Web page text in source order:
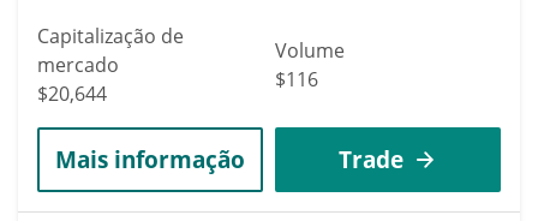
Capitalização de
mercado
$20,644
Volume
$116
Mais informação Trade